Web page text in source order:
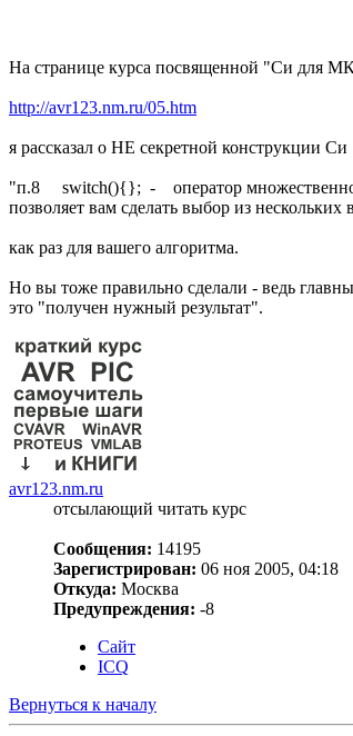
На странице курса посвященной "Си для
http://avr123.nm.ru/05.htm
я рассказал о НЕ секретной конструкции Си
"п.8 switch(){}; - оператор
позволяет вам сделать выбор из нескольких
как раз для вашего алгоритма.
Но вы тоже правильно сделали - ведь
это "получен нужный результат".
avr123.nm.ru
отсылающий читать курс
Сообщения: 14195
Зарегистрирован: 06 ноя 2005, 04:18
Откуда: Москва
Предупреждения: -8
Сайт
ICQ
Вернуться к началу